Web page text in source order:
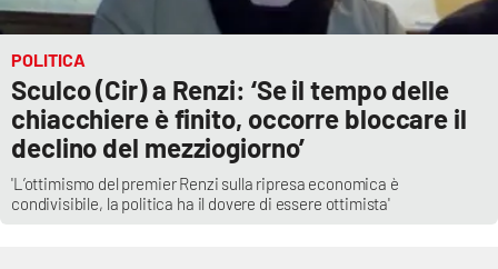
Le perfidie di Antonella Grippo
Venti di comunicazione
STREAMING
LaC TV
POLITICA
Sculco (Cir) a Renzi: ‘Se il tempo delle
chiacchiere è finito, occorre bloccare il
declino del mezziogiorno’
'L’ottimismo del premier Renzi sulla ripresa economica è
condivisibile, la politica ha il dovere di essere ottimista'